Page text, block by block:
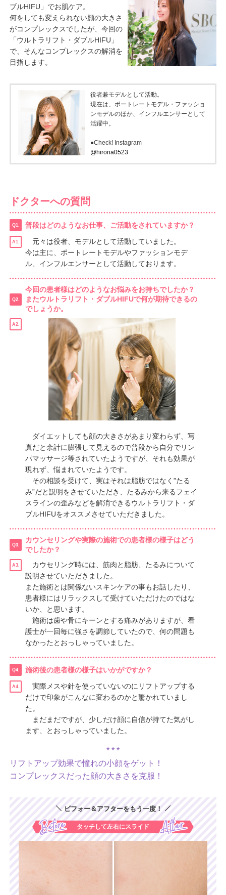
ブルHIFU」でお肌ケア。
何をしても変えられない顔の大きさ
がコンプレックスでしたが、今回の
「ウルトラリフト・ダブルHIFU」
で、そんなコンプレックスの解消を
目指します。
役者兼モデルとして活動。
現在は、ポートレートモデル・ファッショ
ンモデルのほか、インフルエンサーとして
活躍中。
●Check! Instagram
@hirona0523
ドクターへの質問
Q1. 普段はどのようなお仕事、ご活動をされていますか？
A1.
元々は役者、モデルとして活動していました。
今は主に、ポートレートモデルやファッションモデ
ル、インフルエンサーとして活動しております。
Q2.
今回の患者様はどのようなお悩みをお持ちでしたか？
またウルトラリフト・ダブルHIFUで何が期待できるの
でしょうか。
A2.
ダイエットしても顔の大きさがあまり変わらず、写
真だと余計に膨張して見えるので普段から自分でリン
パマッサージ等されていたようですが、それも効果が
現れず、悩まれていたようです。
その相談を受けて、実はそれは脂肪ではなく”たる
み”だと説明をさせていただき、たるみから来るフェイ
スラインの歪みなどを解消できるウルトラリフト・ダ
ブルHIFUをオススメさせていただきました。
Q3.
カウンセリングや実際の施術での患者様の様子はどう
でしたか？
A3.
カウセリング時には、筋肉と脂肪、たるみについて
説明させていただきました。
また施術とは関係ないスキンケアの事もお話したり、
患者様にはリラックスして受けていただけたのではな
いか、と思います。
施術は歯や骨にキーンとする痛みがありますが、看
護士が一回毎に強さを調節していたので、何の問題も
なかったとおっしゃっていました。
Q4. 施術後の患者様の様子はいかがですか？
A4.
実際メスや針を使っていないのにリフトアップする
だけで印象がこんなに変わるのかと驚かれていまし
た。
まだまだですが、少しだけ顔に自信が持てた気がし
ます、とおっしゃっていました。
リフトアップ効果で憧れの小顔をゲット！
コンプレックスだった顔の大きさを克服！
ビフォー＆アフターをもう一度！
タッチして左右にスライド